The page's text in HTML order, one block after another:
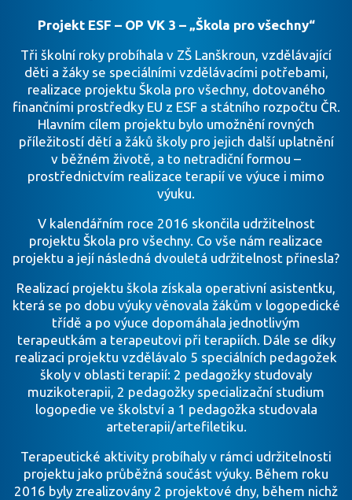
Projekt ESF – OP VK 3 – „Škola pro všechny“
Tři školní roky probíhala v ZŠ Lanškroun, vzdělávající
děti a žáky se speciálními vzdělávacími potřebami,
realizace projektu Škola pro všechny, dotovaného
finančními prostředky EU z ESF a státního rozpočtu ČR.
Hlavním cílem projektu bylo umožnění rovných
příležitostí dětí a žáků školy pro jejich další uplatnění
v běžném životě, a to netradiční formou –
prostřednictvím realizace terapií ve výuce i mimo
výuku.
V kalendářním roce 2016 skončila udržitelnost
projektu Škola pro všechny. Co vše nám realizace
projektu a její následná dvouletá udržitelnost přinesla?
Realizací projektu škola získala operativní asistentku,
která se po dobu výuky věnovala žákům v logopedické
třídě a po výuce dopomáhala jednotlivým
terapeutkám a terapeutovi při terapiích. Dále se díky
realizaci projektu vzdělávalo 5 speciálních pedagožek
školy v oblasti terapií: 2 pedagožky studovaly
muzikoterapii, 2 pedagožky specializační studium
logopedie ve školství a 1 pedagožka studovala
arteterapii/artefiletiku.
Terapeutické aktivity probíhaly v rámci udržitelnosti
projektu jako průběžná součást výuky. Během roku
2016 byly zrealizovány 2 projektové dny, během nichž